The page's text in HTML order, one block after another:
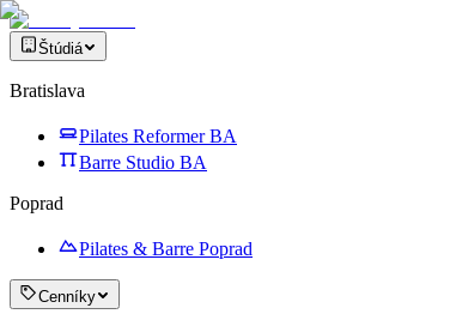
Štúdiá
Bratislava
Pilates Reformer BA
Barre Studio BA
Poprad
Pilates & Barre Poprad
Cenníky